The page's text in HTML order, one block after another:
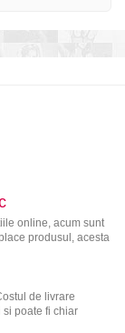
online, acum sunt
produsul, acesta
de livrare
poate fi chiar